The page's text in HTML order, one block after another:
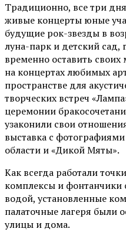
Традиционно, все три
живые концерты юные
будущие рок-звезды в
луна-парк и детский сад,
временно оставить
на концертах любимых
пространстве для
творческих встреч
церемонии
узаконили свои
выставка с
области и «Дикой Мяты».
Как всегда работали
комплексы и фонтанчики
водой, установленные
палаточные лагеря были
улицы и дома.